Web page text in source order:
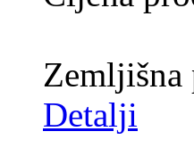
Zemljišna
Detalji